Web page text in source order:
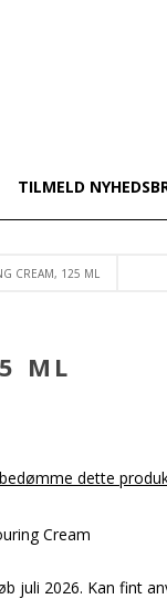
TILMELD
CREAM, 125 ML
ML
dette
Cream
juli 2026. Kan fint